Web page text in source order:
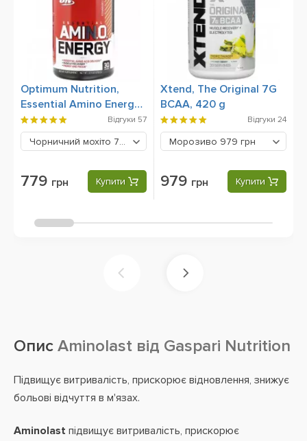
Optimum Nutrition,
Essential Amino Energy,
270 грам
Відгуки 57
Чорничний мохіто 779 грн
779 грн Купити
Xtend, The Original 7G
BCAA, 420 g
Відгуки 24
Морозиво 979 грн
979 грн Купити
Опис Aminolast від Gaspari Nutrition
Підвищує витривалість, прискорює відновлення, знижує
больові відчуття в м'язах.
Aminolast підвищує витривалість, прискорює